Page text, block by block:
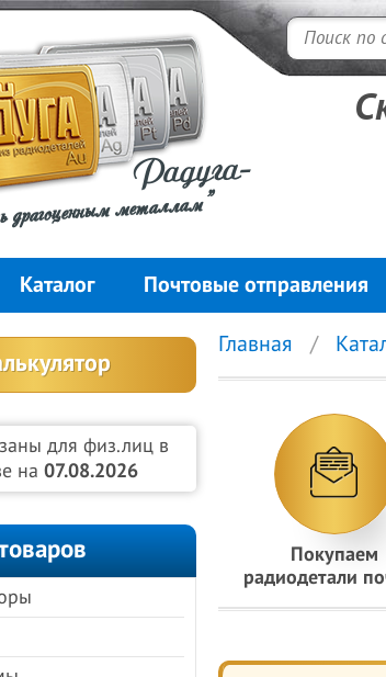
Радуга-
металлам"
Каталог Почтовые отправления
для физ.лиц в
на 07.08.2026
Главная
Покупаем
радиодетали